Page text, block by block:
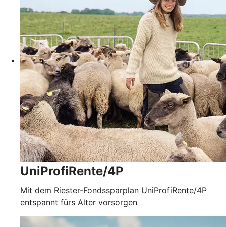
UniProfiRente/4P
Mit dem Riester-Fondssparplan UniProfiRente/4P
entspannt fürs Alter vorsorgen